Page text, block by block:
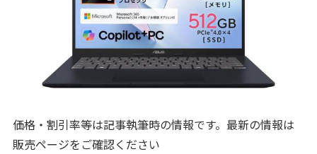
価格・割引率等は記事執筆時の情報です。最新の情報は
販売ページをご確認ください